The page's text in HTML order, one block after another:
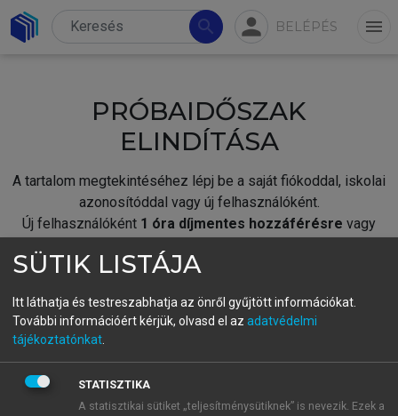
search person BELÉPÉS menu
PRÓBAIDŐSZAK
ELINDÍTÁSA
A tartalom megtekintéséhez lépj be a saját fiókoddal, iskolai
azonosítóddal vagy új felhasználóként.
Új felhasználóként 1 óra díjmentes hozzáférésre vagy
fiókoddal,vagy hozz létre új fiókot.
A regisztráció után apróbaidőszakautomatikusan
BELÉPÉS SAJÁT FIÓKKAL
SÜTIK LISTÁJA
Itt láthatja és testreszabhatja az önről gyűjtött információkat.
További információért kérjük, olvasd el az adatvédelmi
tájékoztatónkat
STATISZTIKA
A statisztikai sütiket „teljesítménysütiknek” is nevezik. Ezek a